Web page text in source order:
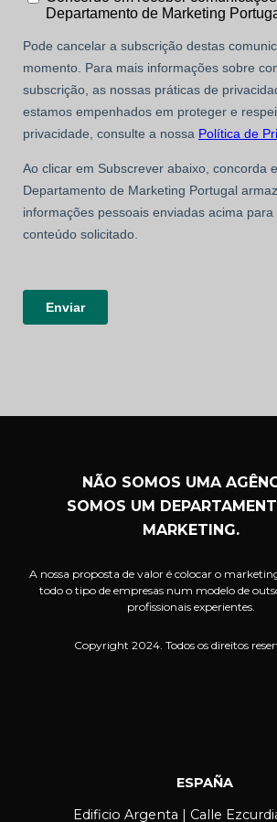
NÃO SOMOS UMA
SOMOS UM
MARKETING.
A nossa proposta de valor é colocar o
todo o tipo de empresas num modelo de
profissionais experientes.
Copyright 2024. Todos os direitos
ESPAÑA
Edificio Argenta | Calle